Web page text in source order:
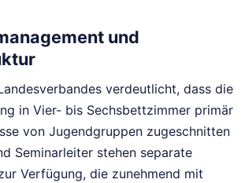
und
verdeutlicht, dass die
in Vier- bis Sechsbettzimmer primär
von Jugendgruppen zugeschnitten
Seminarleiter stehen separate
Verfügung, die zunehmend mit